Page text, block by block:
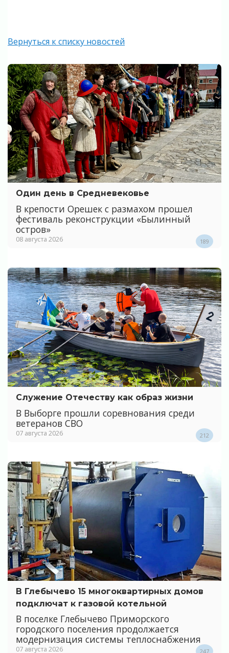
Вернуться к списку новостей
Один день в Средневековье
В крепости Орешек с размахом прошел
фестиваль реконструкции «Былинный
остров»
08 августа 2026 189
Служение Отечеству как образ жизни
В Выборге прошли соревнования среди
ветеранов СВО
07 августа 2026 212
В Глебычево 15 многоквартирных домов
подключат к газовой котельной
В поселке Глебычево Приморского
городского поселения продолжается
модернизация системы теплоснабжения
07 августа 2026 247